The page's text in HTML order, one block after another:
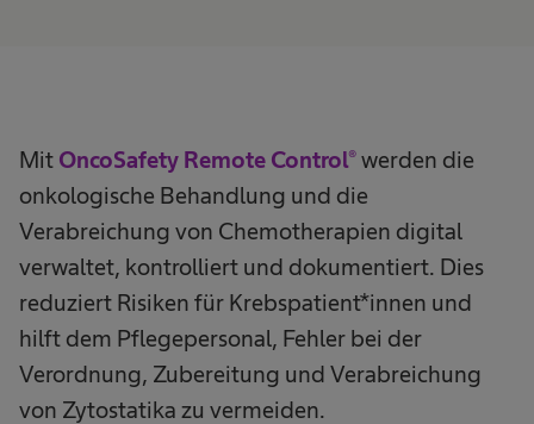
Mit OncoSafety Remote Control®werden die
onkologische Behandlung und die
Verabreichung von Chemotherapien digital
verwaltet, kontrolliert und dokumentiert. Dies
reduziert Risiken für Krebspatient*innen und
hilft dem Pflegepersonal, Fehler bei der
Verordnung, Zubereitung und Verabreichung
von Zytostatika zu vermeiden.